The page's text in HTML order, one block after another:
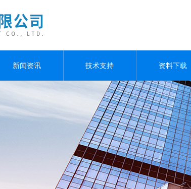
新闻资讯 技术支持 资料下载